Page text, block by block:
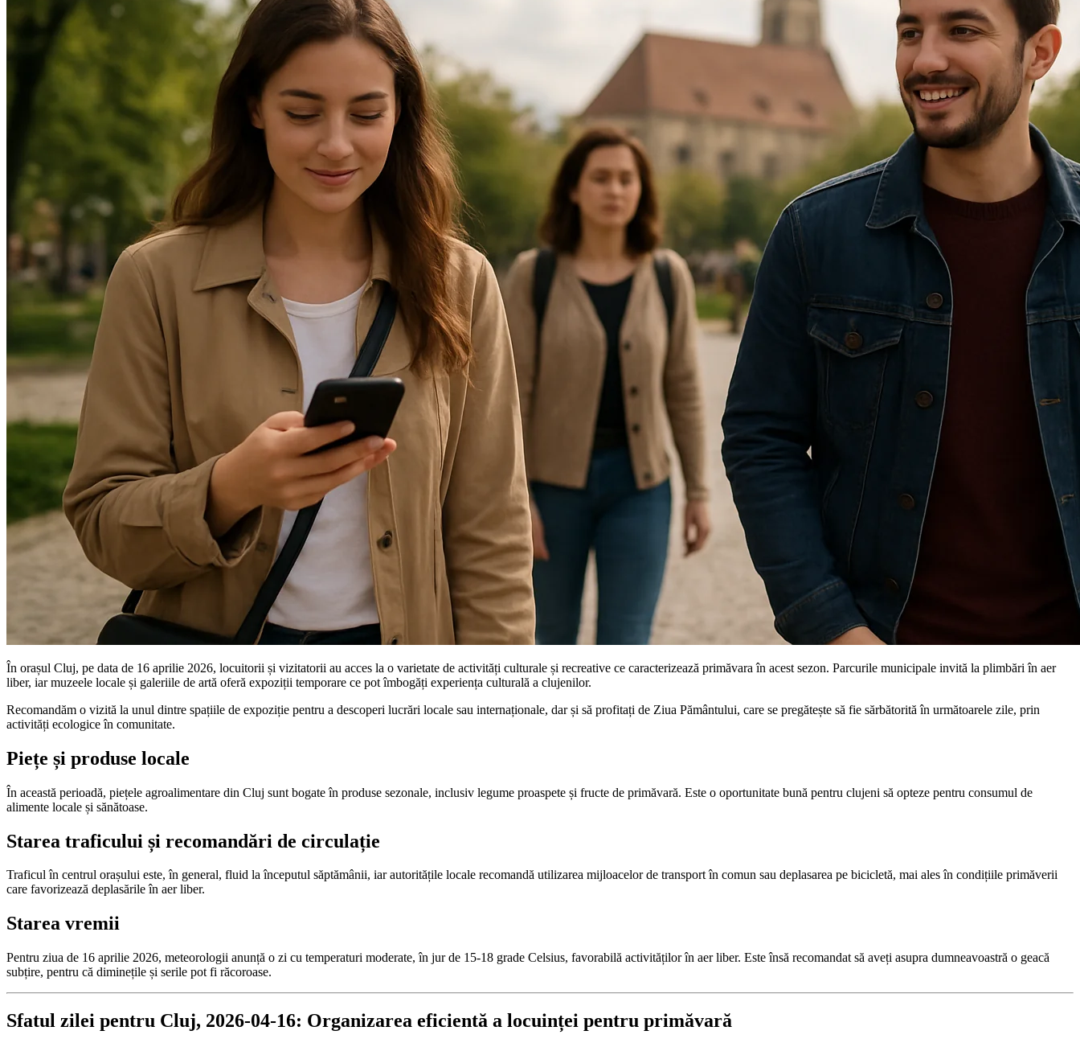
În orașul Cluj, pe data de 16 aprilie 2026, locuitorii și vizitatorii au acces la o varietate de activități culturale și recreative ce caracterizează primăvara în acest sezon. Parcurile municipale invită la plimbări în aer
liber, iar muzeele locale și galeriile de artă oferă expoziții temporare ce pot îmbogăți experiența culturală a clujenilor.
Recomandăm o vizită la unul dintre spațiile de expoziție pentru a descoperi lucrări locale sau internaționale, dar și să profitați de Ziua Pământului, care se pregătește să fie sărbătorită în următoarele zile, prin
activități ecologice în comunitate.
Piețe și produse locale
În această perioadă, piețele agroalimentare din Cluj sunt bogate în produse sezonale, inclusiv legume proaspete și fructe de primăvară. Este o oportunitate bună pentru clujeni să opteze pentru consumul de
alimente locale și sănătoase.
Starea traficului și recomandări de circulație
Traficul în centrul orașului este, în general, fluid la începutul săptămânii, iar autoritățile locale recomandă utilizarea mijloacelor de transport în comun sau deplasarea pe bicicletă, mai ales în condițiile primăverii
care favorizează deplasările în aer liber.
Starea vremii
Pentru ziua de 16 aprilie 2026, meteorologii anunță o zi cu temperaturi moderate, în jur de 15-18 grade Celsius, favorabilă activităților în aer liber. Este însă recomandat să aveți asupra dumneavoastră o geacă
subțire, pentru că diminețile și serile pot fi răcoroase.
Sfatul zilei pentru Cluj, 2026-04-16: Organizarea eficientă a locuinței pentru primăvară